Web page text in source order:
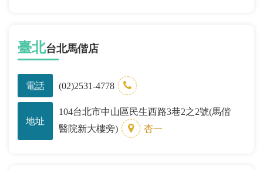
臺北台北馬偕店
電話 (02)2531-4778
地址
104台北市中山區民生西路3巷2之2號(馬偕
醫院新大樓旁)
杏一